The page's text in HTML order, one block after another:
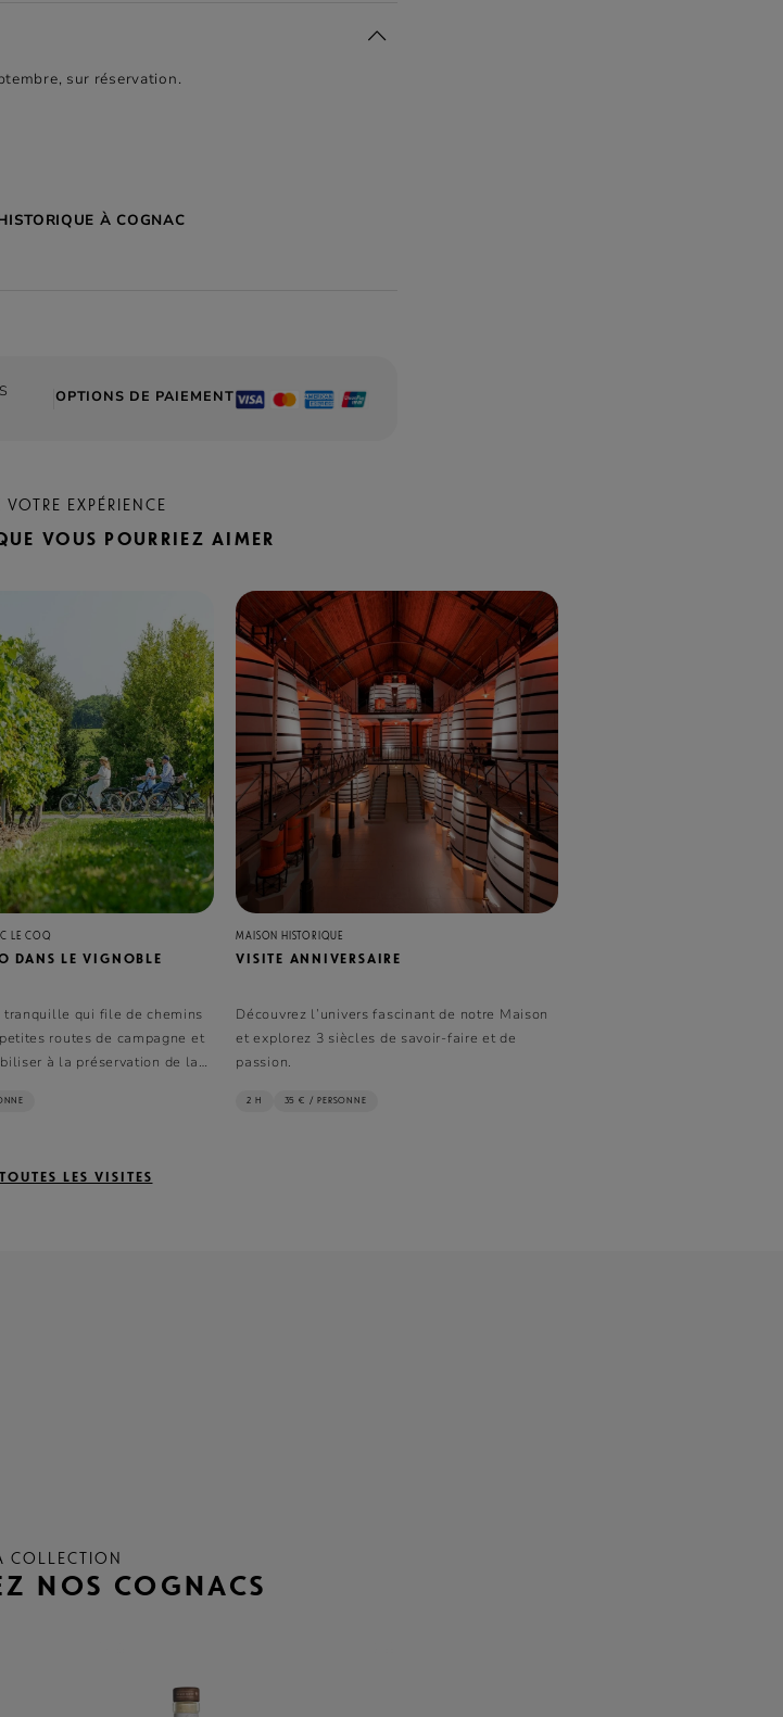
sur réservation.
À COGNAC
OPTIONS DE PAIEMENT
VOTRE EXPÉRIENCE
VOUS POURRIEZ AIMER
LE COQ
DANS LE VIGNOBLE
tranquille qui file de chemins
routes de campagne et
à la préservation de la
MAISON HISTORIQUE
VISITE ANNIVERSAIRE
Découvrez l’univers fascinant de notre Maison
et explorez 3 siècles de savoir-faire et de
passion.
2 H 35 € / PERSONNE
LES VISITES
COLLECTION
NOS COGNACS